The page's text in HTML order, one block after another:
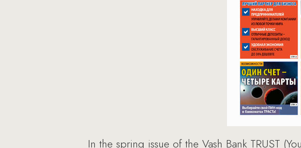
In the spring issue of the Vash Bank TRUST